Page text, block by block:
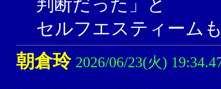
判断だった」と
セルフエスティーム
朝倉玲 2026/06/23(火)